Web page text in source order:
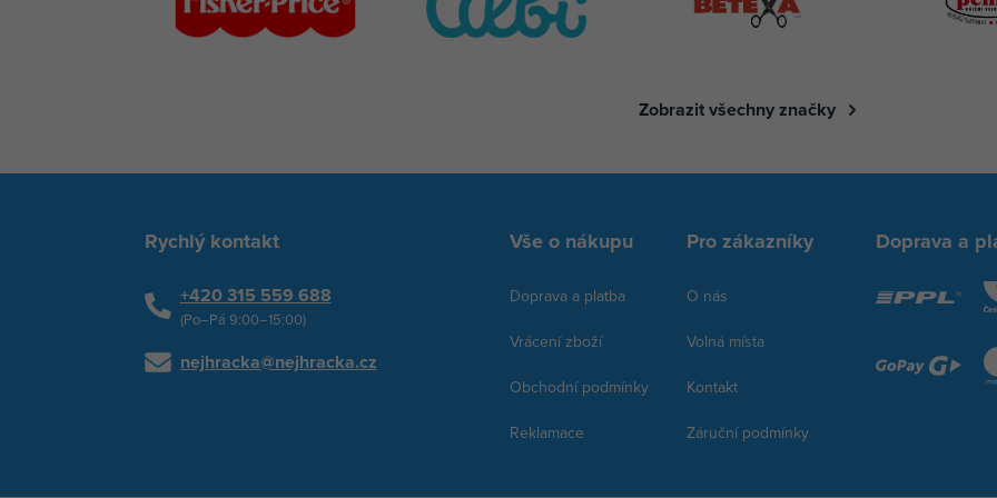
Zobrazit všechny značky
Rychlý kontakt
+420 315 559 688
(Po–Pá 9:00–15:00)
nejhracka@nejhracka.cz
Vše o nákupu
Doprava a platba
Vrácení zboží
Obchodní podmínky
Reklamace
Pro zákazníky
O nás
Volná místa
Kontakt
Záruční podmínky
Doprava a